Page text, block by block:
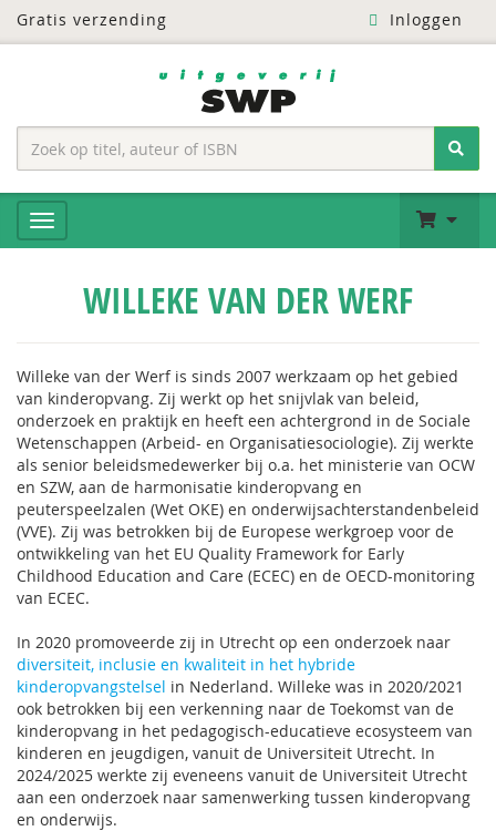
Gratis verzending Inloggen
WILLEKE VAN DER WERF
Willeke van der Werf is sinds 2007 werkzaam op het gebied
van kinderopvang. Zij werkt op het snijvlak van beleid,
onderzoek en praktijk en heeft een achtergrond in de Sociale
Wetenschappen (Arbeid- en Organisatiesociologie). Zij werkte
als senior beleidsmedewerker bij o.a. het ministerie van OCW
en SZW, aan de harmonisatie kinderopvang en
peuterspeelzalen (Wet OKE) en onderwijsachterstandenbeleid
(VVE). Zij was betrokken bij de Europese werkgroep voor de
ontwikkeling van het EU Quality Framework for Early
Childhood Education and Care (ECEC) en de OECD-monitoring
van ECEC.
In 2020 promoveerde zij in Utrecht op een onderzoek naar
diversiteit, inclusie en kwaliteit in het hybride
kinderopvangstelsel in Nederland. Willeke was in 2020/2021
ook betrokken bij een verkenning naar de Toekomst van de
kinderopvang in het pedagogisch-educatieve ecosysteem van
kinderen en jeugdigen, vanuit de Universiteit Utrecht. In
2024/2025 werkte zij eveneens vanuit de Universiteit Utrecht
aan een onderzoek naar samenwerking tussen kinderopvang
en onderwijs.